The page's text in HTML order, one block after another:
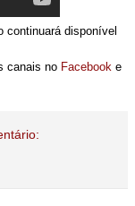
continuará disponível
canais no Facebook e